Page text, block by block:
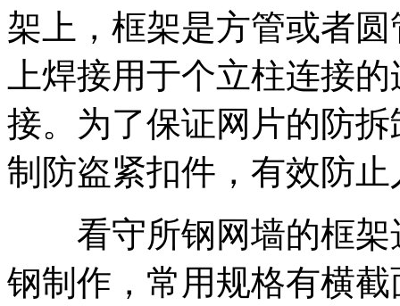
架上，框架是方管或者
上焊接用于个立柱连接
接。为了保证网片的防
制防盗紧扣件，有效防
看守所钢网墙的框架
钢制作，常用规格有横截